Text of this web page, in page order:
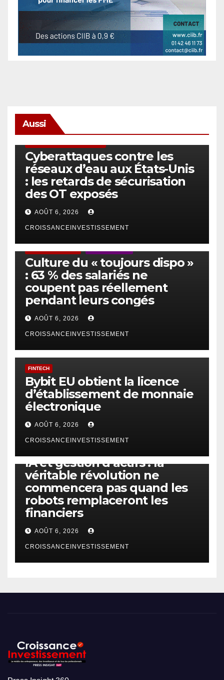
Aussi
Cyberattaques contre les
réseaux d’eau aux États-Unis
: les retards de sécurisation
des OT exposés
AOÛT 6, 2026
CROISSANCEINVESTISSEMENT
Culture du « toujours dispo »
: 63 % des salariés ne
coupent pas réellement
pendant leurs congés
AOÛT 6, 2026
CROISSANCEINVESTISSEMENT
FINTECH
Bybit EU obtient la licence
d’établissement de monnaie
électronique
AOÛT 6, 2026
CROISSANCEINVESTISSEMENT
IA et gestion d’actifs : la
véritable révolution ne
commencera pas quand les
robots remplaceront les
financiers
AOÛT 6, 2026
CROISSANCEINVESTISSEMENT